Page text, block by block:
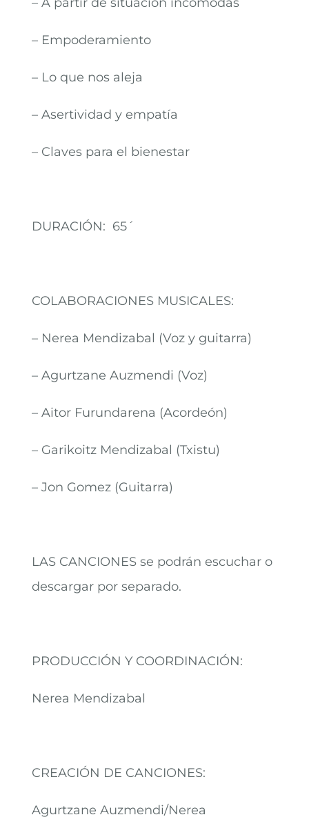
– Empoderamiento
– Lo que nos aleja
– Asertividad y empatía
– Claves para el bienestar
DURACIÓN: 65´
COLABORACIONES MUSICALES:
– Nerea Mendizabal (Voz y guitarra)
– Agurtzane Auzmendi (Voz)
– Aitor Furundarena (Acordeón)
– Garikoitz Mendizabal (Txistu)
– Jon Gomez (Guitarra)
LAS CANCIONES se podrán escuchar o
descargar por separado.
PRODUCCIÓN Y COORDINACIÓN:
Nerea Mendizabal
CREACIÓN DE CANCIONES:
Agurtzane Auzmendi/Nerea